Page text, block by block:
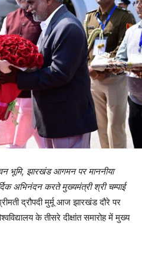
भूमि, झारखंड आगमन पर माननीया
अभिनंदन करते मुख्यमंत्री श्री चम्पाई
द्रौपदी मुर्मू आज झारखंड दौरे पर
के तीसरे दीक्षांत समारोह में मुख्य